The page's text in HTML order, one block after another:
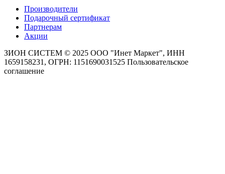
Производители
Подарочный сертификат
Партнерам
Акции
ЗИОН СИСТЕМ © 2025 ООО "Инет Маркет", ИНН
1659158231, ОГРН: 1151690031525 Пользовательское
соглашение